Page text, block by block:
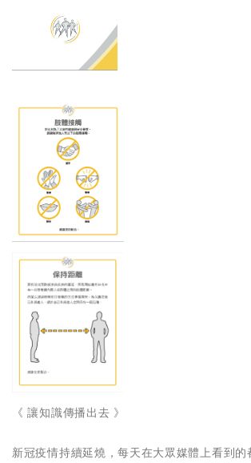
《 讓知識傳播出去 》
新冠疫情持續延燒，每天在大眾媒體上看到